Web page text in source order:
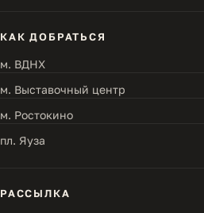
КАК ДОБРАТЬСЯ
м. ВДНХ
м. Выставочный центр
м. Ростокино
пл. Яуза
РАССЫЛКА